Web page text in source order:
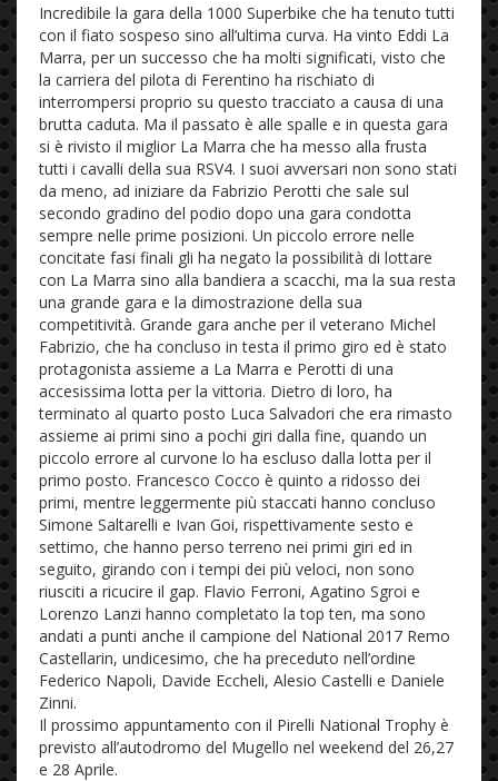
Incredibile la gara della 1000 Superbike che ha tenuto tutti
con il fiato sospeso sino all’ultima curva. Ha vinto Eddi La
Marra, per un successo che ha molti significati, visto che
la carriera del pilota di Ferentino ha rischiato di
interrompersi proprio su questo tracciato a causa di una
brutta caduta. Ma il passato è alle spalle e in questa gara
si è rivisto il miglior La Marra che ha messo alla frusta
tutti i cavalli della sua RSV4. I suoi avversari non sono stati
da meno, ad iniziare da Fabrizio Perotti che sale sul
secondo gradino del podio dopo una gara condotta
sempre nelle prime posizioni. Un piccolo errore nelle
concitate fasi finali gli ha negato la possibilità di lottare
con La Marra sino alla bandiera a scacchi, ma la sua resta
una grande gara e la dimostrazione della sua
competitività. Grande gara anche per il veterano Michel
Fabrizio, che ha concluso in testa il primo giro ed è stato
protagonista assieme a La Marra e Perotti di una
accesissima lotta per la vittoria. Dietro di loro, ha
terminato al quarto posto Luca Salvadori che era rimasto
assieme ai primi sino a pochi giri dalla fine, quando un
piccolo errore al curvone lo ha escluso dalla lotta per il
primo posto. Francesco Cocco è quinto a ridosso dei
primi, mentre leggermente più staccati hanno concluso
Simone Saltarelli e Ivan Goi, rispettivamente sesto e
settimo, che hanno perso terreno nei primi giri ed in
seguito, girando con i tempi dei più veloci, non sono
riusciti a ricucire il gap. Flavio Ferroni, Agatino Sgroi e
Lorenzo Lanzi hanno completato la top ten, ma sono
andati a punti anche il campione del National 2017 Remo
Castellarin, undicesimo, che ha preceduto nell’ordine
Federico Napoli, Davide Eccheli, Alesio Castelli e Daniele
Zinni.
Il prossimo appuntamento con il Pirelli National Trophy è
previsto all’autodromo del Mugello nel weekend del 26,27
e 28 Aprile.